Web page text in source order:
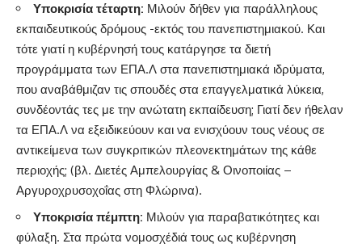
Υποκρισία τέταρτη: Μιλούν δήθεν για παράλληλους
εκπαιδευτικούς δρόμους -εκτός του πανεπιστημιακού. Και
τότε γιατί η κυβέρνησή τους κατάργησε τα διετή
προγράμματα των ΕΠΑ.Λ στα πανεπιστημιακά ιδρύματα,
που αναβάθμιζαν τις σπουδές στα επαγγελματικά λύκεια,
συνδέοντάς τες με την ανώτατη εκπαίδευση; Γιατί δεν ήθελαν
τα ΕΠΑ.Λ να εξειδικεύουν και να ενισχύουν τους νέους σε
αντικείμενα των συγκριτικών πλεονεκτημάτων της κάθε
περιοχής; (βλ. Διετές Αμπελουργίας & Οινοποιίας –
Αργυροχρυσοχοΐας στη Φλώρινα).
Υποκρισία πέμπτη: Μιλούν για παραβατικότητες και
φύλαξη. Στα πρώτα νομοσχέδιά τους ως κυβέρνηση